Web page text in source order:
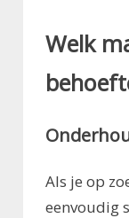
Welk
Als je op
eenvoudig